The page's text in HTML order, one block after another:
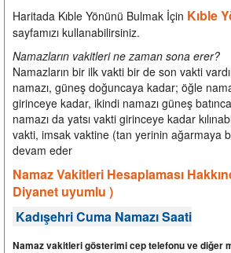
Haritada Kıble Yönünü Bulmak İçin Kıble
sayfamızı kullanabilirsiniz.
Namazların vakitleri ne zaman sona erer?
Namazların bir ilk vakti bir de son vakti
namazı, güneş doğuncaya kadar; öğle
girinceye kadar, ikindi namazı güneş
namazı da yatsı vakti girinceye kadar
vakti, imsak vaktine (tan yerinin ağarmaya
devam eder
Namaz Vakitleri Hesaplaması
Diyanet uyumlu )
Kadışehri Cuma Namazı Saati
Namaz vakitleri gösterimi cep telefonu ve diğer